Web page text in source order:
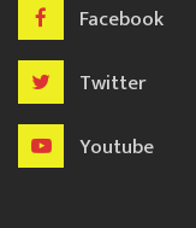
Facebook
Twitter
Youtube